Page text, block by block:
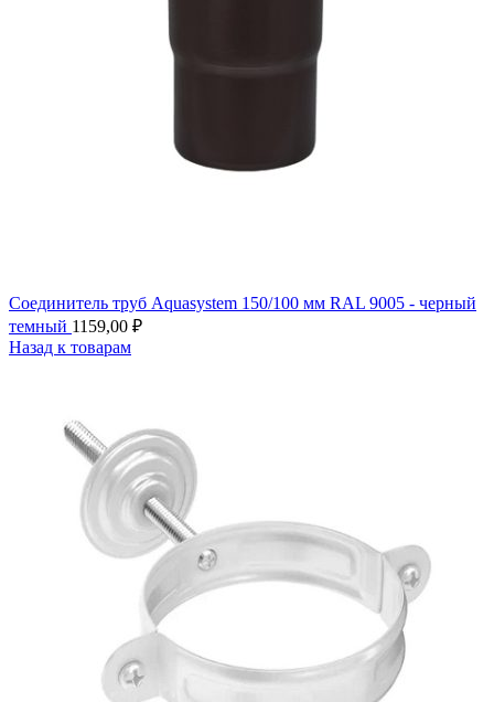
Соединитель труб Aquasystem 150/100 мм RAL 9005 - черный
темный 1159,00 ₽
Назад к товарам